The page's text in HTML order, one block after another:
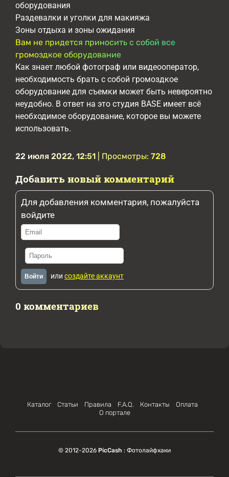
оборудования
Раздевалки и уголки для макияжа
Зоны отдыха и зоны ожидания
Вам не придется приносить с собой все
громоздкое оборудование
Как знает любой фотограф или видеооператор,
необходимость брать с собой громоздкое
оборудование для съемки может быть невероятно
неудобно. В ответ на это студия BASE имеет всё
необходимое оборудование, которое вы можете
использовать.
22 июля 2022, 12:51 | Просмотры: 728
Добавить новый комментарий
Для добавления комментария, пожалуйста
войдите
Войти или создайте аккаунт
0 комментариев
Каталог Статьи Правила F.A.Q. Контакты
Оплата
О портале
© 2012-2026 PicCash : Фотолайфхаки